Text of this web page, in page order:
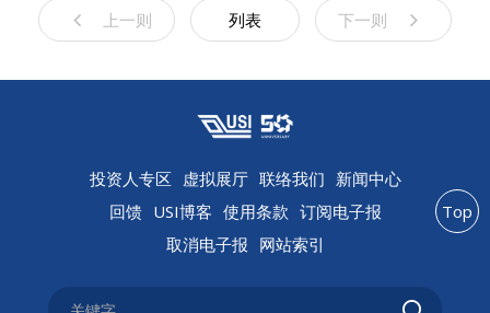
上一则 列表 下一则
投资人专区 虚拟展厅 联络我们 新闻中心
回馈 USI博客 使用条款 订阅电子报
取消电子报 网站索引
Top